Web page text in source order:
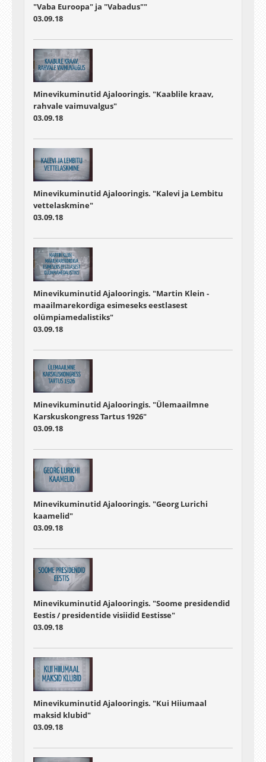
"Vaba Euroopa" ja "Vabadus""
03.09.18
Minevikuminutid Ajalooringis. "Kaablile kraav,
rahvale vaimuvalgus"
03.09.18
Minevikuminutid Ajalooringis. "Kalevi ja Lembitu
vettelaskmine"
03.09.18
Minevikuminutid Ajalooringis. "Martin Klein -
maailmarekordiga esimeseks eestlasest
olümpiamedalistiks"
03.09.18
Minevikuminutid Ajalooringis. "Ülemaailmne
Karskuskongress Tartus 1926"
03.09.18
Minevikuminutid Ajalooringis. "Georg Lurichi
kaamelid"
03.09.18
Minevikuminutid Ajalooringis. "Soome presidendid
Eestis / presidentide visiidid Eestisse"
03.09.18
Minevikuminutid Ajalooringis. "Kui Hiiumaal
maksid klubid"
03.09.18